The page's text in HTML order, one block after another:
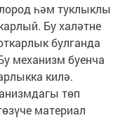
һәм туклыклы
Бу халәтне
булганда
механизм буенча
килә.
төп
материал